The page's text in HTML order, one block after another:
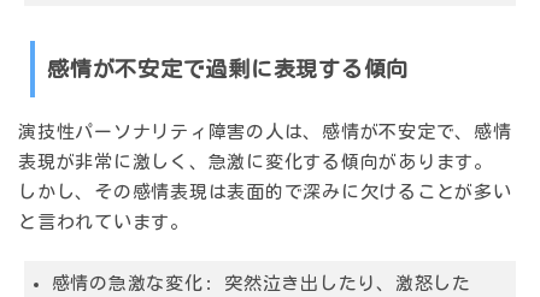
感情が不安定で過剰に表現する傾向
演技性パーソナリティ障害の人は、感情が不安定で、 感情
表現が非常に激しく、急激に変化する 傾向があります。
しかし、その感情表現は表面的で深みに欠ける ことが多い
と言われています。
感情の急激な変化:
突然泣き出したり、激怒した